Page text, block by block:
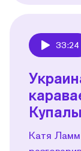
33:24
Купалы
Катя Ламм